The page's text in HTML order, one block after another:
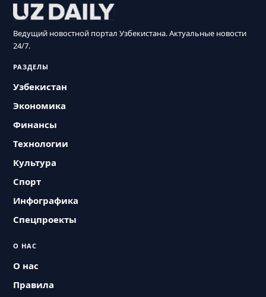
Ведущий новостной портал Узбекистана. Актуальные новости
24/7.
РАЗДЕЛЫ
Узбекистан
Экономика
Финансы
Технологии
Культура
Спорт
Инфографика
Спецпроекты
О НАС
О нас
Правила